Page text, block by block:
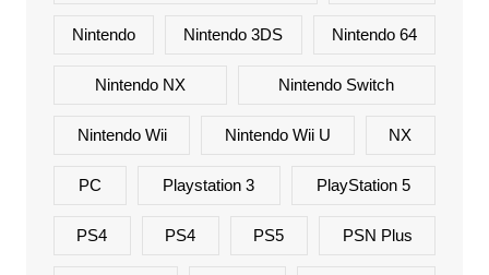
Nintendo Nintendo 3DS Nintendo 64
Nintendo NX Nintendo Switch
Nintendo Wii Nintendo Wii U NX
PC Playstation 3 PlayStation 5
PS4 PS4 PS5 PSN Plus